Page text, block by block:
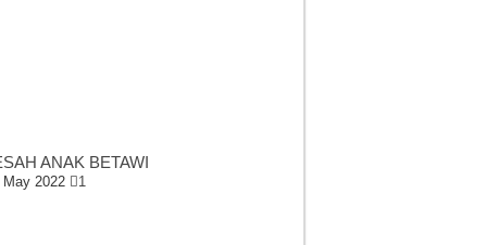
ANAK BETAWI
May 2022 1